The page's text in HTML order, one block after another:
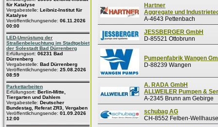
für Katalyse
Vergabestelle: Leibniz-Institut für
Katalyse
Veröffentlichungsende: 06.11.2026
00:00
LED-Umrüstung der
Straßenbeleuchtung im Stadtgebiet
der Solestadt Bad Dürrenberg
Erfüllungsort: 06231 Bad
Dürrenberg
Vergabestelle: Bad Dürrenberg
Veröffentlichungsende: 25.08.2026
08:59
Parkettarbeiten
Erfüllungsort: Berlin-Mitte,
Tiergarten und Dahlem
Vergabestelle: Deutscher
Bundestag, Referat ZR3, Vergaben
Veröffentlichungsende: 01.09.2026
12:00
Hartner
Aggregate und
A-4643 Pettenbach
JESSBERGER GmbH
D-85521 Ottobrunn
Pumpenfabrik Wangen
D-88239 Wangen
A. RADA GmbH
ALLWEILER Pumpen &
A-2345 Brunn am Gebirge
schubag AG
CH-8552 Felben-